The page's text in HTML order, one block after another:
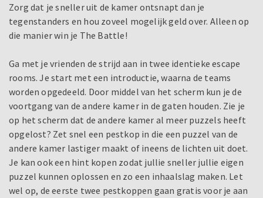
Zorg dat je sneller uit de kamer ontsnapt dan je
tegenstanders en hou zoveel mogelijk geld over. Alleen op
die manier win je The Battle!
Ga met je vrienden de strijd aan in twee identieke escape
rooms. Je start met een introductie, waarna de teams
worden opgedeeld. Door middel van het scherm kun je de
voortgang van de andere kamer in de gaten houden. Zie je
op het scherm dat de andere kamer al meer puzzels heeft
opgelost? Zet snel een pestkop in die een puzzel van de
andere kamer lastiger maakt of ineens de lichten uit doet.
Je kan ook een hint kopen zodat jullie sneller jullie eigen
puzzel kunnen oplossen en zo een inhaalslag maken. Let
wel op, de eerste twee pestkoppen gaan gratis voor je aan